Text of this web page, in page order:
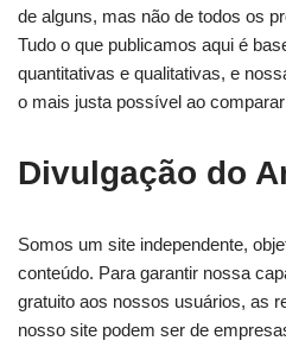
de alguns, mas não de todos os
Tudo o que publicamos aqui é
quantitativas e qualitativas, e
o mais justa possível ao
Divulgação do
Somos um site independente,
conteúdo. Para garantir nossa
gratuito aos nossos usuários, as
nosso site podem ser de